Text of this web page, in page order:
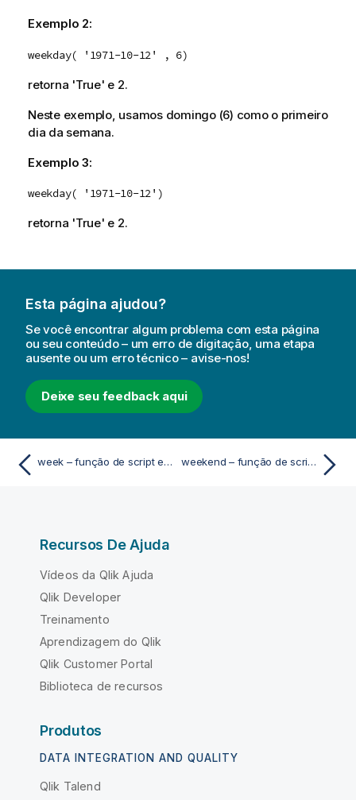
Exemplo 2:
weekday( '1971-10-12' , 6)
retorna 'True' e 2.
Neste exemplo, usamos domingo (6) como o primeiro
dia da semana.
Exemplo 3:
weekday( '1971-10-12')
retorna 'True' e 2.
Esta página ajudou?
Se você encontrar algum problema com esta página
ou seu conteúdo – um erro de digitação, uma etapa
ausente ou um erro técnico – avise-nos!
Deixe seu feedback aqui
week – função de script e gráfico weekend – função de script e gráfico
Recursos De Ajuda
Vídeos da Qlik Ajuda
Qlik Developer
Treinamento
Aprendizagem do Qlik
Qlik Customer Portal
Biblioteca de recursos
Produtos
DATA INTEGRATION AND QUALITY
Qlik Talend